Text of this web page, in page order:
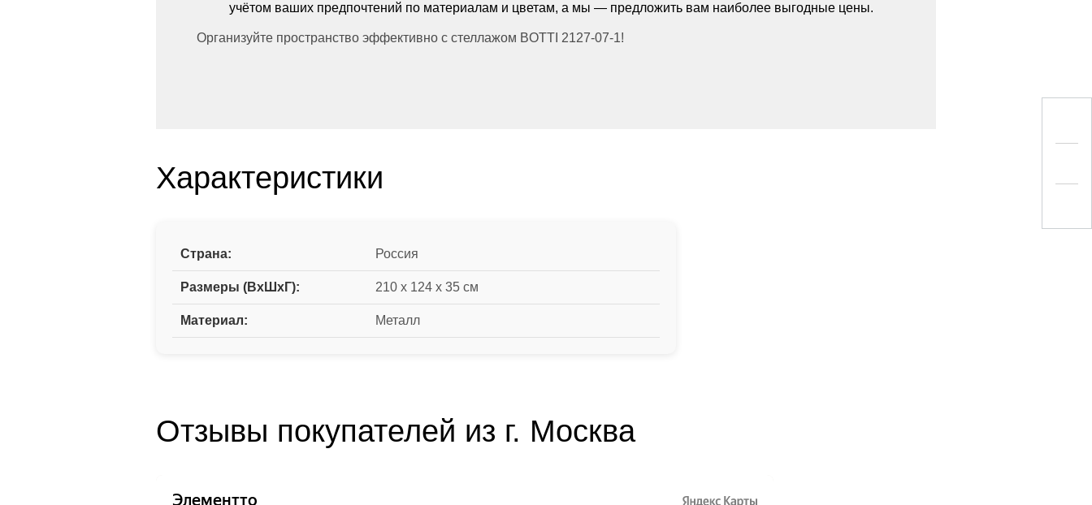
учётом ваших предпочтений по материалам и цветам, а мы — предложить вам наиболее выгодные цены.
Организуйте пространство эффективно с стеллажом BOTTI 2127-07-1!
Характеристики
Страна: Россия
Размеры (ВxШxГ): 210 x 124 x 35 см
Материал: Металл
Отзывы покупателей из г. Москва